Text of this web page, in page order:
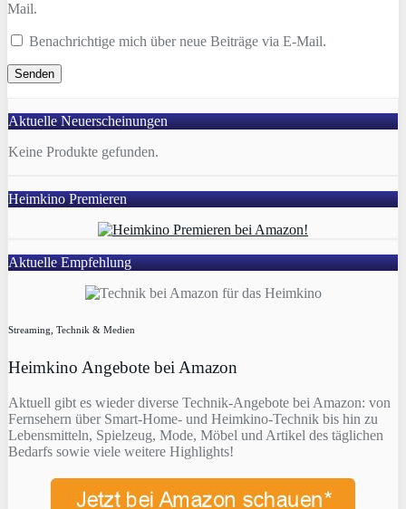
Mail.
Benachrichtige mich über neue Beiträge via E-Mail.
Aktuelle Neuerscheinungen
Keine Produkte gefunden.
Heimkino Premieren
Aktuelle Empfehlung
Streaming, Technik & Medien
Heimkino Angebote bei Amazon
Aktuell gibt es wieder diverse Technik-Angebote bei Amazon: von
Fernsehern über Smart-Home- und Heimkino-Technik bis hin zu
Lebensmitteln, Spielzeug, Mode, Möbel und Artikel des täglichen
Bedarfs sowie viele weitere Highlights!